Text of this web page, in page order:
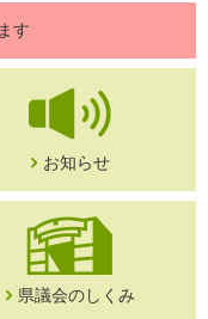
す
お知らせ
県議会のしくみ